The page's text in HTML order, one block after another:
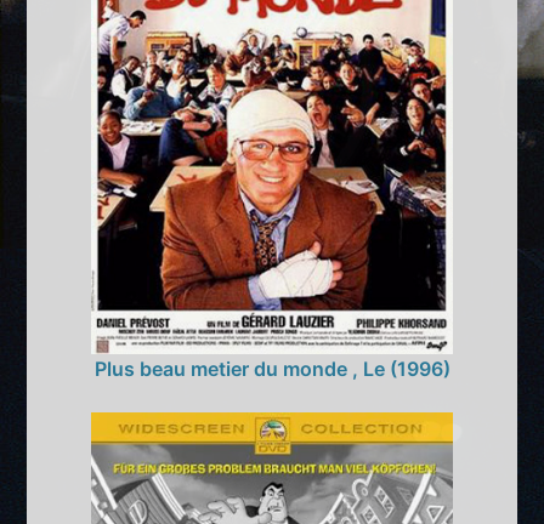
Plus beau metier du monde , Le (1996)